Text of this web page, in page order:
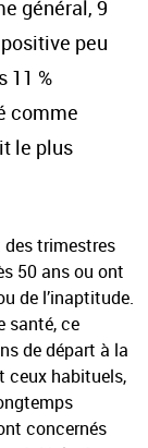
général, 9
peu
11 %
comme
le plus
trimestres
50 ans ou ont
de l’inaptitude.
santé, ce
de départ à la
ceux habituels,
concernés